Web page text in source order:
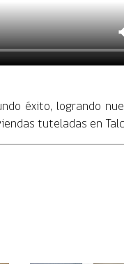
éxito, logrando
tuteladas en